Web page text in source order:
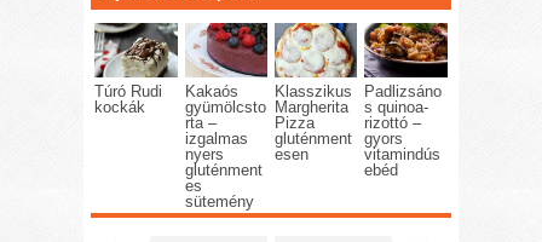
Túró Rudi
kockák
Kakaós
gyümölcsto
rta –
izgalmas
nyers
gluténment
es
sütemény
Klasszikus
Margherita
Pizza
gluténment
esen
Padlizsáno
s quinoa-
rizottó –
gyors
vitamindús
ebéd